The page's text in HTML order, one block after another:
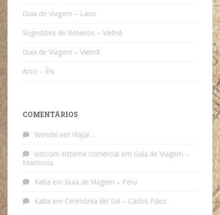
Guia de Viagem – Laos
Sugestões de Roteiros – Vietnã
Guia de Viagem – Vietnã
Arco – Íris
COMENTÁRIOS
Wendel em Viajar…
sistcom sistema comercial em Guia de Viagem –
Marrocos
Katia em Guia de Viagem – Peru
Katia em Cerimônia del Sol – Carlos Páez